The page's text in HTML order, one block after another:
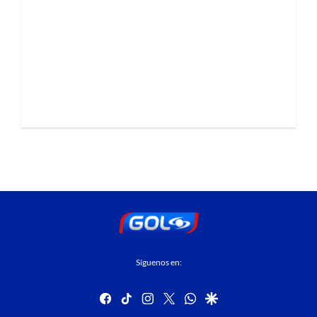
Síguenos en:
facebook
tiktok instagram
twitterwhatsapp
google